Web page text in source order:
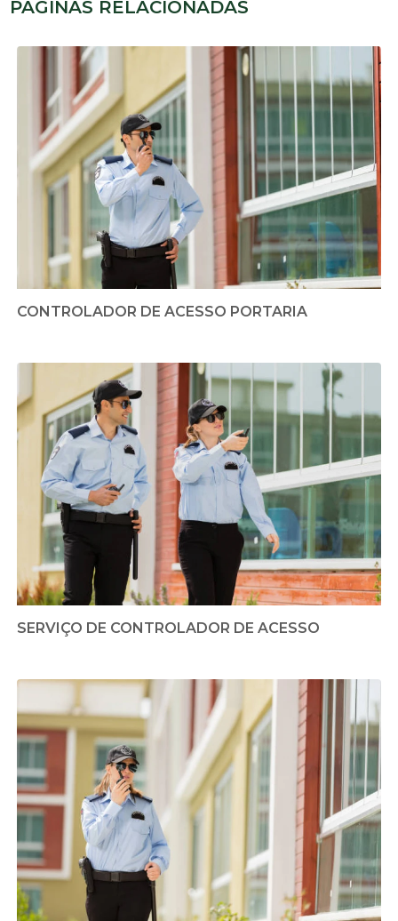
PÁGINAS RELACIONADAS
CONTROLADOR DE ACESSO PORTARIA
SERVIÇO DE CONTROLADOR DE ACESSO